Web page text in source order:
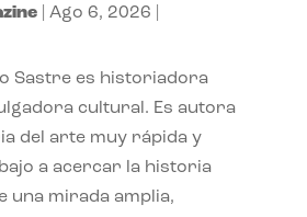
| Ago 6, 2026
Sastre es historiadora
cultural. Es autora
del arte muy rápida y
a acercar la historia
una mirada amplia,